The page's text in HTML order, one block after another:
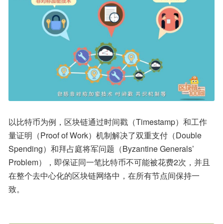
以比特币为例，区块链通过时间戳（Timestamp）和工作
量证明（Proof of Work）机制解决了双重支付（Double
Spending）和拜占庭将军问题（Byzantine Generals’
Problem），即保证同一笔比特币不可能被花费2次，并且
在整个去中心化的区块链网络中，在所有节点间保持一
致。